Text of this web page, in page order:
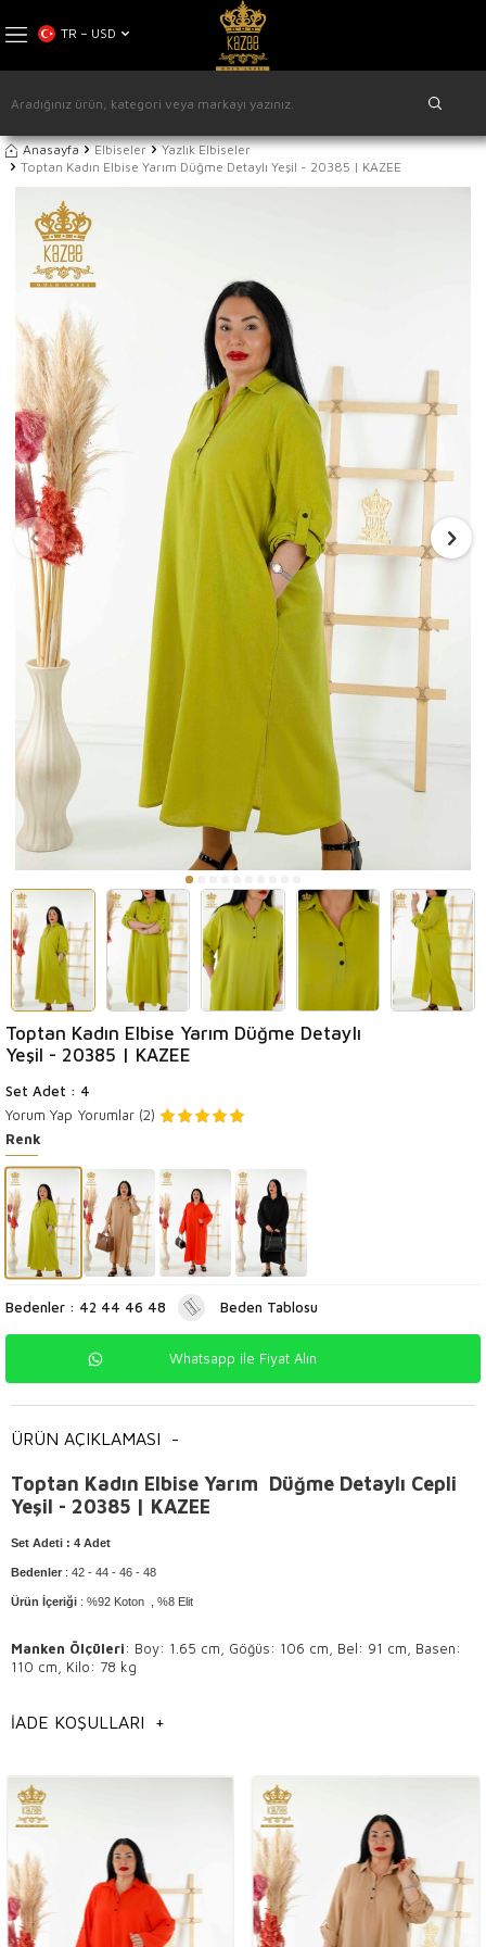
TR − USD
Anasayfa Elbiseler
Yazlık Elbiseler
Toptan Kadın Elbise Yarım Düğme Detaylı Yeşil - 20385 | KAZEE
Toptan Kadın Elbise Yarım Düğme Detaylı
Yeşil - 20385 | KAZEE
Set Adet : 4
Yorum Yap Yorumlar (2)
Renk
Bedenler : 42 44 46 48 Beden Tablosu
Whatsapp ile Fiyat Alın
ÜRÜN AÇIKLAMASI -
Toptan Kadın Elbise Yarım Düğme Detaylı Cepli
Yeşil - 20385 | KAZEE
Set Adeti : 4 Adet
Bedenler : 42 - 44 - 46 - 48
Ürün İçeriği : %92 Koton , %8 Elit
Manken Ölçüleri: Boy: 1.65 cm, Göğüs: 106 cm, Bel: 91 cm, Basen:
110 cm, Kilo: 78 kg
Ürünün tersini çevirerek yıkayınız.
Kuru temizlemeye uygundur.
Genel Bilgilendirme
Toptan Kadın gömlek modelleri,
İstanbul toptan gömlek modelleri,
Toptan kadın giyim modelleri,
İADE KOŞULLARI +